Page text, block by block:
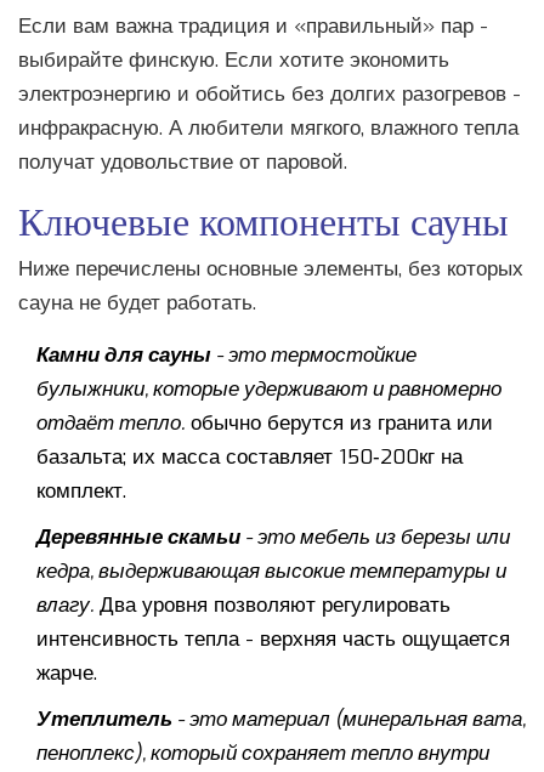
Если вам важна традиция и «правильный» пар -
выбирайте финскую. Если хотите экономить
электроэнергию и обойтись без долгих разогревов -
инфракрасную. А любители мягкого, влажного тепла
получат удовольствие от паровой.
Ключевые компоненты сауны
Ниже перечислены основные элементы, без которых
сауна не будет работать.
Камни для сауны - этотермостойкие
булыжники, которые удерживают и равномерно
отдаёт тепло. обычно берутся из гранита или
базальта; их масса составляет 150‑200кг на
комплект.
Деревянные скамьи - этомебель из березы или
кедра, выдерживающая высокие температуры и
влагу. Два уровня позволяют регулировать
интенсивность тепла - верхняя часть ощущается
жарче.
Утеплитель - этоматериал (минеральная вата,
пеноплекс), который сохраняет тепло внутри